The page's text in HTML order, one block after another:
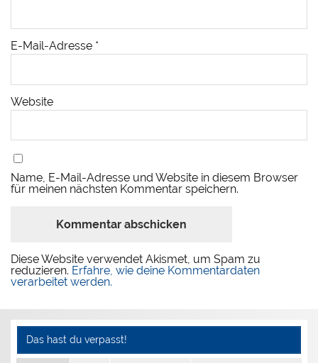
E-Mail-Adresse *
Website
Name, E-Mail-Adresse und Website in diesem Browser
für meinen nächsten Kommentar speichern.
Diese Website verwendet Akismet, um Spam zu
reduzieren. Erfahre, wie deine Kommentardaten
verarbeitet werden.
Das hast du verpasst!